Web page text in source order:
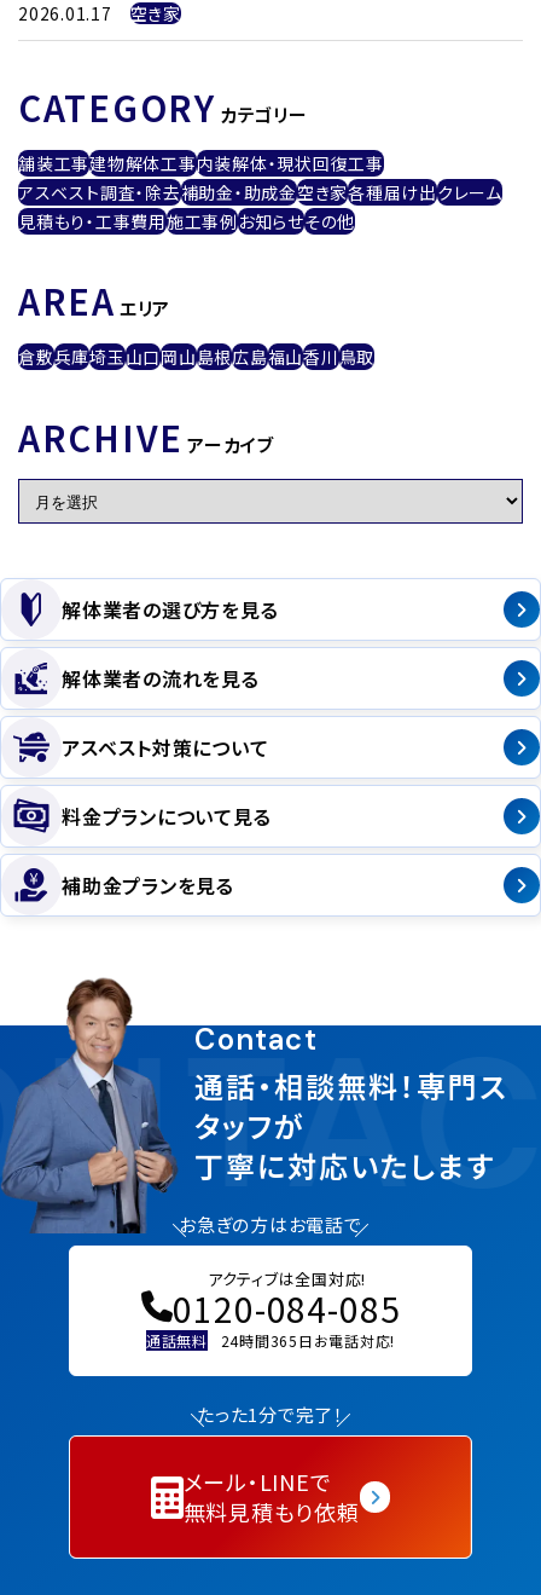
2026.01.17 空き家
CATEGORY カテゴリー
舗装工事建物解体工事内装解体・現状回復工事
アスベスト調査・除去補助金・助成金空き家各種届け出クレーム
見積もり・工事費用施工事例お知らせその他
AREA エリア
倉敷兵庫埼玉山口岡山島根広島福山香川鳥取
ARCHIVE アーカイブ
解体業者の選び方を見る
解体業者の流れを見る
アスベスト対策について
料金プランについて見る
補助金プランを見る
Contact
通話・相談無料！専門ス
タッフが
丁寧に対応いたします
お急ぎの方はお電話で
アクティブは全国対応!
0120-084-085
通話無料 24時間365日お電話対応!
たった1分で完了！
メール・LINEで
無料見積もり依頼